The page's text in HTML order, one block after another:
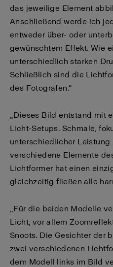
das jeweilige Element
Anschließend werde ich
entweder über- oder
gewünschtem Effekt. Wie
unterschiedlich starken
Schließlich sind die
des Fotografen.“
„Dieses Bild entstand mit
Licht-Setups. Schmale,
unterschiedlicher Leistung
verschiedene Elemente
Lichtformer hat einen
gleichzeitig fließen alle
„Für die beiden Modelle
Licht, vor allem
Snoots. Die Gesichter der
zwei verschiedenen
dem Modell links im Bild